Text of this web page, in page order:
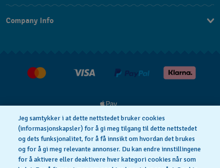
FAQ
Kjøpsvilkår
Company Info
Privacy Policy Cookie Notice
Jeg samtykker i at dette nettstedet bruker cookies
(informasjonskapsler) for å gi meg tilgang til dette nettstedet
og dets funksjonalitet, for å få innsikt om hvordan det brukes
og for å gi meg relevante annonser. Du kan endre innstillingene
for å aktivere eller deaktivere hver kategori cookies når som